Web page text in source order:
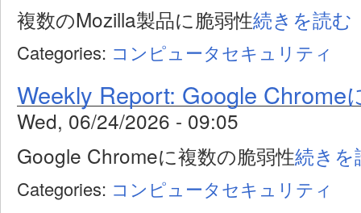
複数のMozilla製品に脆弱性続きを読む
Categories: コンピュータセキュリティ
Weekly Report: Google Chrome
Wed, 06/24/2026 - 09:05
Google Chromeに複数の脆弱性続きを
Categories: コンピュータセキュリティ